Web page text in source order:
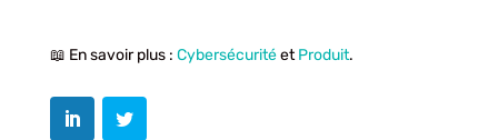
📖 En savoir plus : CybersécuritéetProduit.